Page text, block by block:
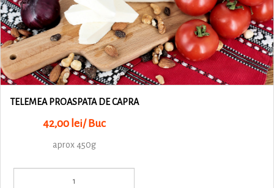
TELEMEA PROASPATA DE CAPRA
42,00 lei/ Buc
aprox 450g